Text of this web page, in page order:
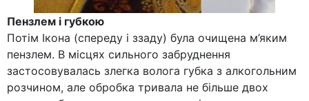
Пензлем і губкою
Потім Ікона (спереду і ззаду) була очищена м’яким
пензлем. В місцях сильного забруднення
застосовувалась злегка волога губка з алкогольним
розчином, але обробка тривала не більше двох